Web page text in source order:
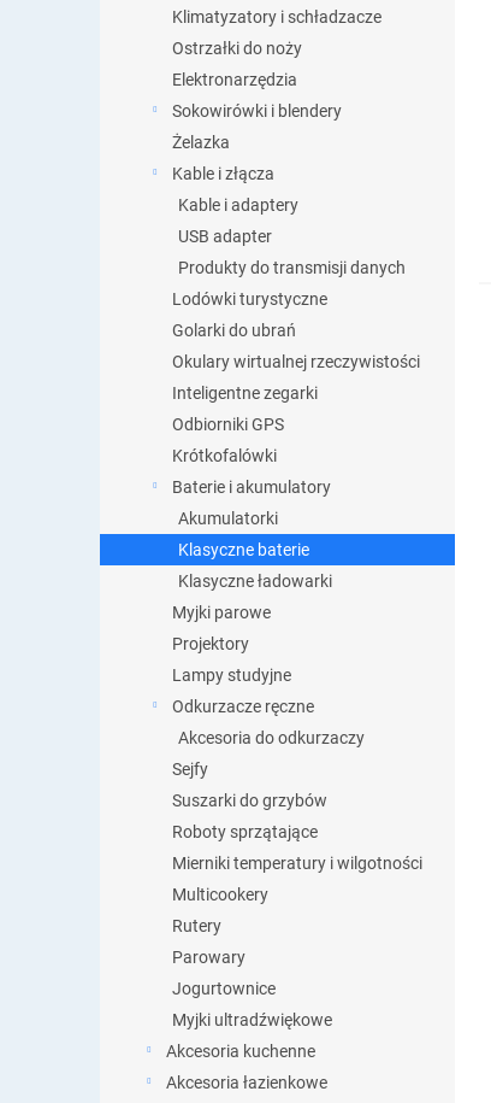
Klimatyzatory i schładzacze
Ostrzałki do noży
Elektronarzędzia
Sokowirówki i blendery
Żelazka
Kable i złącza
Kable i adaptery
USB adapter
Produkty do transmisji danych
Lodówki turystyczne
Golarki do ubrań
Okulary wirtualnej rzeczywistości
Inteligentne zegarki
Odbiorniki GPS
Krótkofalówki
Baterie i akumulatory
Akumulatorki
Klasyczne baterie
Klasyczne ładowarki
Myjki parowe
Projektory
Lampy studyjne
Odkurzacze ręczne
Akcesoria do odkurzaczy
Sejfy
Suszarki do grzybów
Roboty sprzątające
Mierniki temperatury i wilgotności
Multicookery
Rutery
Parowary
Jogurtownice
Myjki ultradźwiękowe
Akcesoria kuchenne
Akcesoria łazienkowe